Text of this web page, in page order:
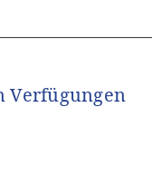
Verfügungen